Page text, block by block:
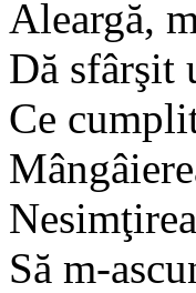
Aleargă,
Dă sfârşit
Ce
Să m-